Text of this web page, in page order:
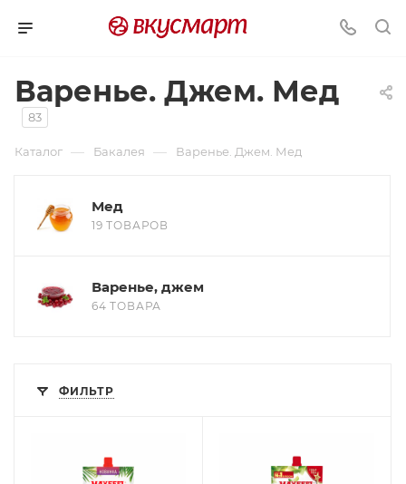
Варенье. Джем. Мед
83
Каталог — Бакалея — Варенье. Джем. Мед
Мед
19 ТОВАРОВ
Варенье, джем
64 ТОВАРА
ФИЛЬТР